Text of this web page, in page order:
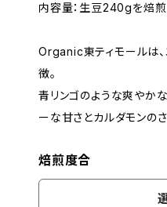
内容量：生豆240gを焙
Organic東ティモールは
徴。
青リンゴのような爽やか
ーな甘さとカルダモンの
焙煎度合